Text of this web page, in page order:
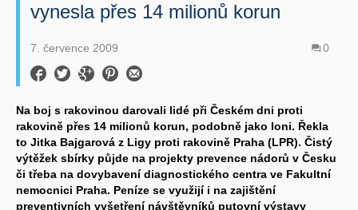
vynesla přes 14 milionů korun
7. července 2009 0
Na boj s rakovinou darovali lidé při Českém dni proti
rakovině přes 14 milionů korun, podobně jako loni. Řekla
to Jitka Bajgarová z Ligy proti rakovině Praha (LPR). Čistý
výtěžek sbírky půjde na projekty prevence nádorů v Česku
či třeba na dovybavení diagnostického centra ve Fakultní
nemocnici Praha. Peníze se využijí i na zajištění
preventivních vyšetření návštěvníků putovní výstavy